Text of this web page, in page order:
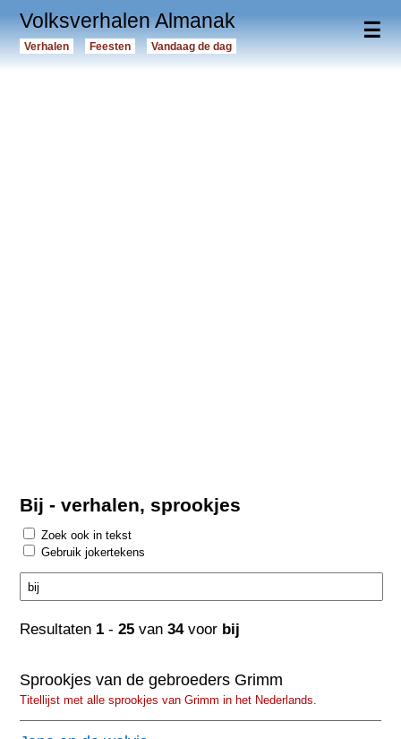
☰
Volksverhalen Almanak
Verhalen Feesten Vandaag de dag
Bij - verhalen, sprookjes
Zoek ook in tekst
Gebruik jokertekens
Resultaten 1 -25 van34voor bij
Sprookjes van de gebroeders Grimm
Titellijst met alle sprookjes van Grimm in het Nederlands.